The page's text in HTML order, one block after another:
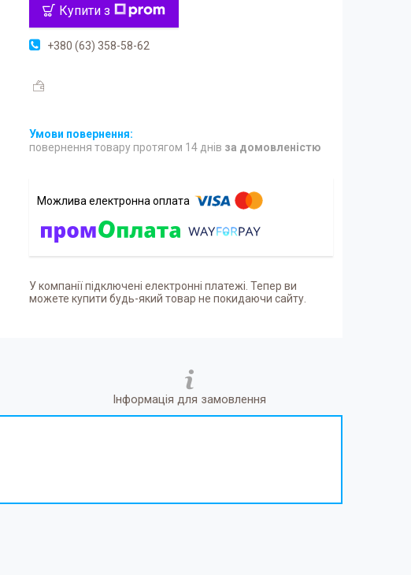
Купити з
+380 (63) 358-58-62
повернення товару протягом 14 днів за домовленістю
У компанії підключені електронні платежі. Тепер ви
можете купити будь-який товар не покидаючи сайту.
Інформація для замовлення